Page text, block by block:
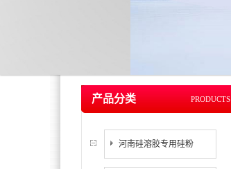
PRODUCTS
产品分类
河南硅溶胶专用硅粉